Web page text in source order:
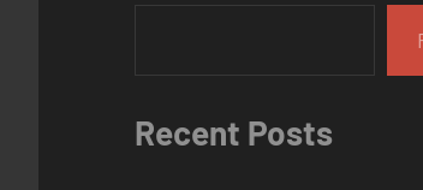
Recent Posts